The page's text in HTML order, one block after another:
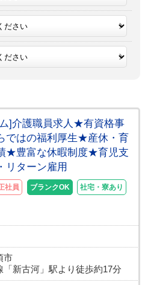
]介護職員求人★有資格事
ではの福利厚生★産休・育
★豊富な休暇制度★育児支
ターン雇用
社員 ブランクOK 社宅・寮あり
市
「新古河」駅より徒歩約17分